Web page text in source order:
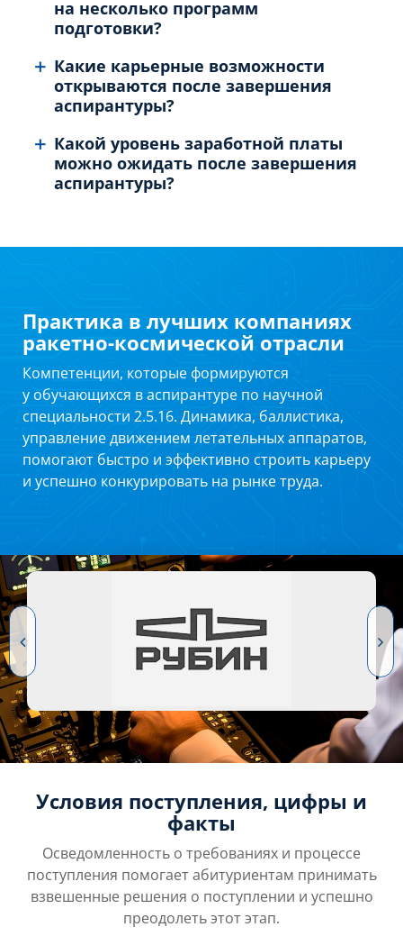
на несколько программ
подготовки?
Какие карьерные возможности
открываются после завершения
аспирантуры?
Какой уровень заработной платы
можно ожидать после завершения
аспирантуры?
Практика в лучших компаниях
ракетно-космической отрасли
Компетенции, которые формируются
у обучающихся в аспирантуре по научной
специальности 2.5.16. Динамика, баллистика,
управление движением летательных аппаратов,
помогают быстро и эффективно строить карьеру
и успешно конкурировать на рынке труда.
Условия поступления, цифры и
факты
Осведомленность о требованиях и процессе
поступления помогает абитуриентам принимать
взвешенные решения о поступлении и успешно
преодолеть этот этап.